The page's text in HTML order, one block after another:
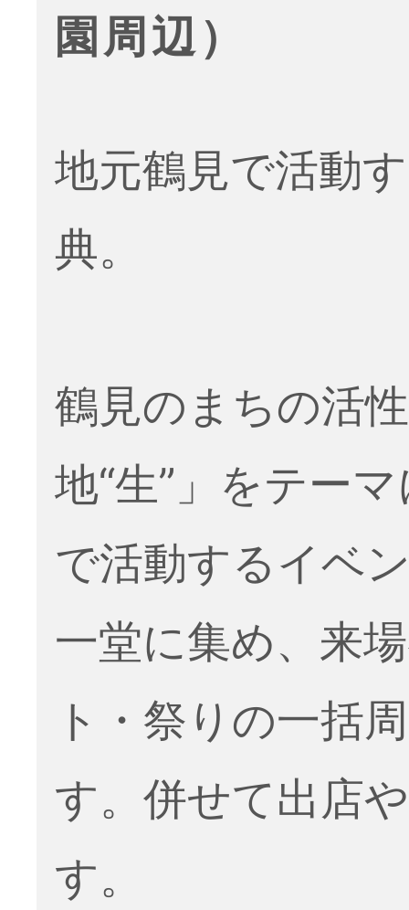
園周辺）
地元鶴見で活動
典。
鶴見のまちの活
地“生”」をテー
で活動するイベ
一堂に集め、来
ト・祭りの一括
す。併せて出店
す。